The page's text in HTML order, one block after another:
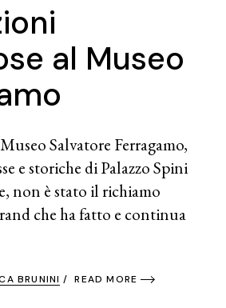
al Museo
Salvatore Ferragamo,
e storiche di Palazzo Spini
non è stato il richiamo
che ha fatto e continua
BRUNINI READ MORE